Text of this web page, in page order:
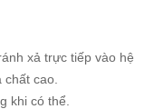
xả trực tiếp vào hệ
cao.
khi có thể.